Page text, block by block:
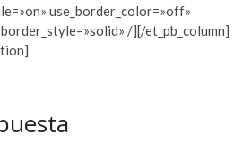
use_border_color=»off»
/][/et_pb_column]